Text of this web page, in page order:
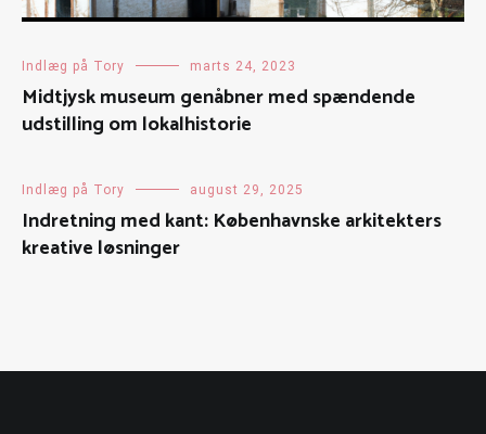
Indlæg på Tory marts 24, 2023
Midtjysk museum genåbner med spændende
udstilling om lokalhistorie
Indlæg på Tory august 29, 2025
Indretning med kant: Københavnske arkitekters
kreative løsninger